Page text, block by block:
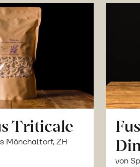
Triticale
Mönchaltorf, ZH
von